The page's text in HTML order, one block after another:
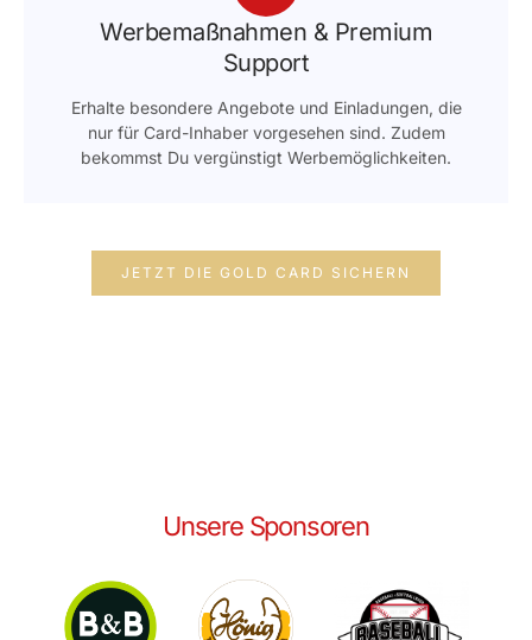
Werbemaßnahmen & Premium
Support
Erhalte besondere Angebote und Einladungen, die
nur für Card-Inhaber vorgesehen sind. Zudem
bekommst Du vergünstigt Werbemöglichkeiten.
JETZT DIE GOLD CARD SICHERN
Unsere Sponsoren